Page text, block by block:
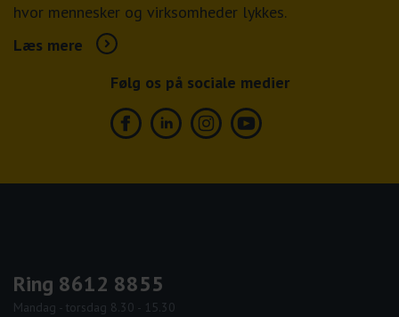
hvor mennesker og virksomheder lykkes.
Læs mere
Følg os på sociale medier
Ring 8612 8855
Mandag - torsdag 8.30 - 15.30